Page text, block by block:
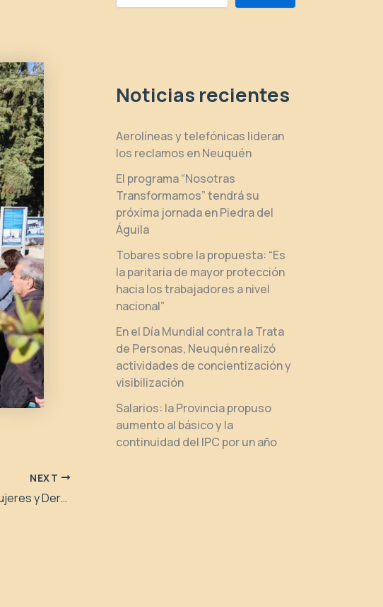
NEXT
El ministerio de Gobierno, Mujeres y Derechos Humanos realiza una jornada de trabajo en Zapala
Noticias recientes
Aerolíneas y telefónicas lideran
los reclamos en Neuquén
El programa “Nosotras
Transformamos” tendrá su
próxima jornada en Piedra del
Águila
Tobares sobre la propuesta: “Es
la paritaria de mayor protección
hacia los trabajadores a nivel
nacional”
En el Día Mundial contra la Trata
de Personas, Neuquén realizó
actividades de concientización y
visibilización
Salarios: la Provincia propuso
aumento al básico y la
continuidad del IPC por un año